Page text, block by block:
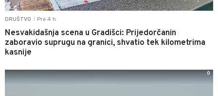
DRUŠTVO Pre 4 h
Nesvakidašnja scena u Gradišci: Prijedorčanin
zaboravio suprugu na granici, shvatio tek kilometrima
kasnije
0